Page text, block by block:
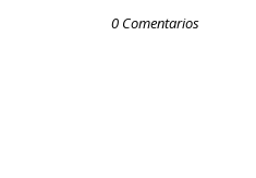
0 Comentarios